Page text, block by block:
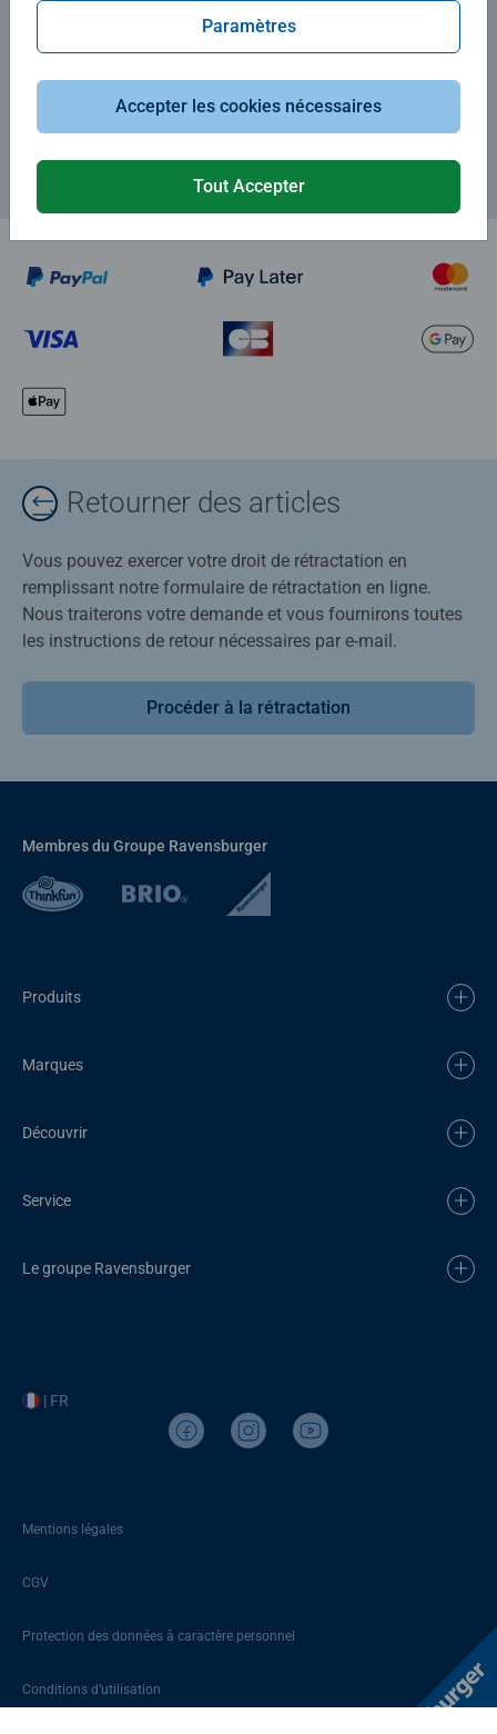
Abonnez-vous à notre newsletter
Retourner des articles
Vous pouvez exercer votre droit de rétractation en
remplissant notre formulaire de rétractation en ligne.
Nous traiterons votre demande et vous fournirons toutes
les instructions de retour nécessaires par e-mail.
Procéder à la rétractation
Membres du Groupe Ravensburger
Produits
Marques
Découvrir
Service
Le groupe Ravensburger
| FR
Mentions légales
CGV
Protection des données à caractère personnel
Conditions d’utilisation
Paramètres
Accepter les cookies nécessaires
Tout Accepter